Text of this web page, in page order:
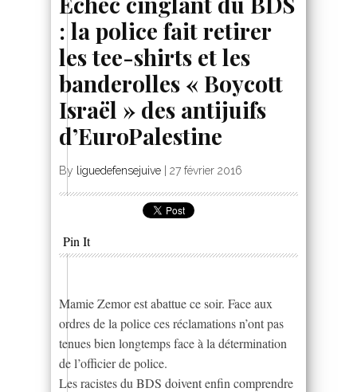
: la police fait retirer
les tee-shirts et les
banderolles « Boycott
Israël » des antijuifs
d’EuroPalestine
By liguedefensejuive 27 février 2016
Pin It
Mamie Zemor est abattue ce soir. Face aux
ordres de la police ces réclamations n’ont pas
tenues bien longtemps face à la détermination
de l’officier de police.
Les racistes du BDS doivent enfin comprendre